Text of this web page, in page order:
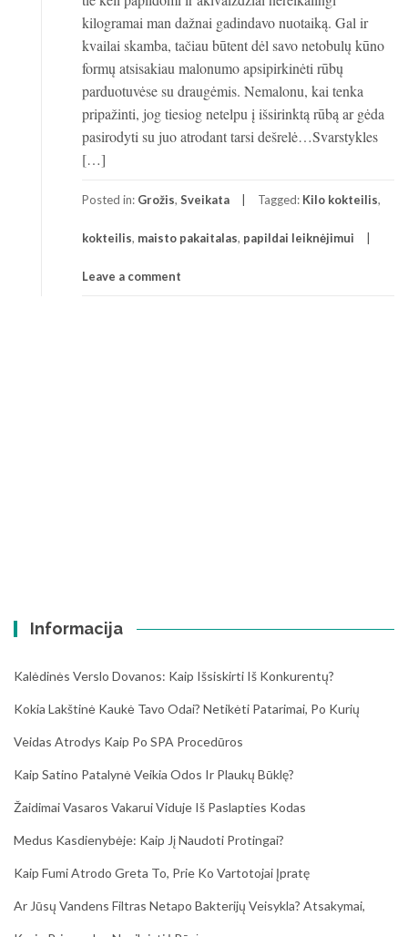
kilogramai man dažnai gadindavo nuotaiką. Gal ir
kvailai skamba, tačiau būtent dėl savo netobulų kūno
formų atsisakiau malonumo apsipirkinėti rūbų
parduotuvėse su draugėmis. Nemalonu, kai tenka
pripažinti, jog tiesiog netelpu į išsirinktą rūbą ar gėda
pasirodyti su juo atrodant tarsi dešrelė…Svarstykles
[…]
Posted in: Grožis, Sveikata Tagged: Kilo kokteilis,
kokteilis, maisto pakaitalas, papildai leiknėjimui
Leave a comment
Informacija
Kalėdinės Verslo Dovanos: Kaip Išsiskirti Iš Konkurentų?
Kokia Lakštinė Kaukė Tavo Odai? Netikėti Patarimai, Po Kurių
Veidas Atrodys Kaip Po SPA Procedūros
Kaip Satino Patalynė Veikia Odos Ir Plaukų Būklę?
Žaidimai Vasaros Vakarui Viduje Iš Paslapties Kodas
Medus Kasdienybėje: Kaip Jį Naudoti Protingai?
Kaip Fumi Atrodo Greta To, Prie Ko Vartotojai Įpratę
Ar Jūsų Vandens Filtras Netapo Bakterijų Veisykla? Atsakymai,